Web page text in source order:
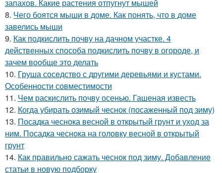
запахов. Какие растения отпугнут мышей
8. Чего боятся мыши в доме. Как понять, что в доме
завелись мыши
9. Как подкислить почву на дачном участке. 4
действенных способа подкислить почву в огороде, и
зачем вообще это делать
10. Груша соседство с другими деревьями и кустами.
Особенности совместимости
11. Чем раскислить почву осенью. Гашеная известь
12. Когда убирать озимый чеснок (посаженный под зиму)
13. Посадка чеснока весной в открытый грунт и уход за
ним. Посадка чеснока на головку весной в открытый
грунт
14. Как правильно сажать чеснок под зиму. Добавление
статьи в новую подборку